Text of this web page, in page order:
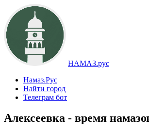
НАМАЗ.рус
Намаз.Рус
Найти город
Телеграм бот
Алексеевка - время